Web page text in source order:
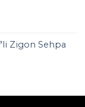
Zigon Sehpa